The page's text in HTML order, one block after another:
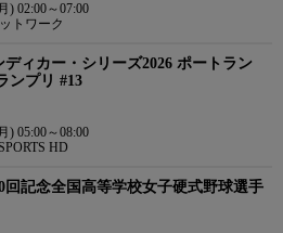
) 02:00～07:00
トワーク
ディカー・シリーズ2026 ポートラン
ンプリ #13
) 05:00～08:00
HD
回記念全国高等学校女子硬式野球選手